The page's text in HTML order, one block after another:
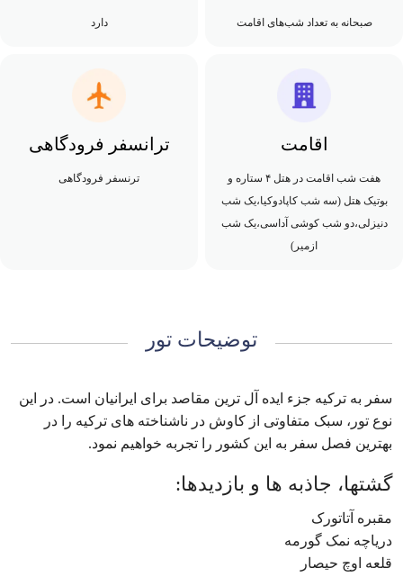
صبحانه به تعداد شب‌های اقامت دارد
اقامت
هفت شب اقامت در هتل ۴ ستاره و
بوتیک هتل (سه شب کاپادوکیا،یک شب
دنیزلی،دو شب کوشی آداسی،یک شب
ازمیر)
ترانسفر فرودگاهی
ترنسفر فرودگاهی
توضیحات تور
سفر به ترکیه جزء ایده آل ترین مقاصد برای ایرانیان است. در این
نوع تور، سبک متفاوتی از کاوش در ناشناخته های ترکیه را در
بهترین فصل سفر به این کشور را تجربه خواهیم نمود.
گشتها، جاذبه ها و بازدیدها:
مقبره آتاتورک
دریاچه نمک گورمه
قلعه اوچ حیصار